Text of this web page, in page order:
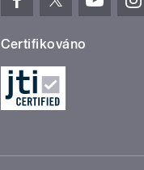
Certifikováno